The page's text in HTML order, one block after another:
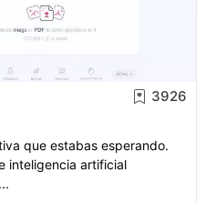
3926
que estabas esperando.
inteligencia artificial